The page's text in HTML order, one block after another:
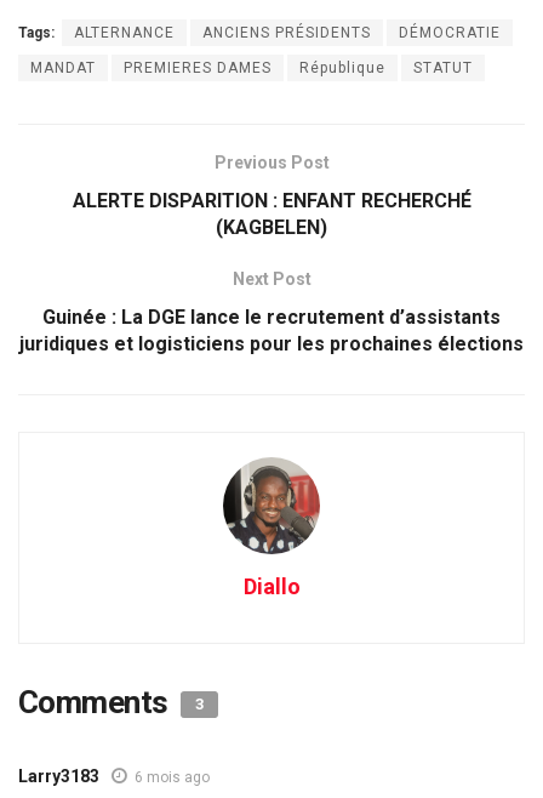
Tags: ALTERNANCE ANCIENS PRÉSIDENTS DÉMOCRATIE
MANDAT PREMIERES DAMES République STATUT
Previous Post
ALERTE DISPARITION : ENFANT RECHERCHÉ
(KAGBELEN)
Next Post
Guinée : La DGE lance le recrutement d’assistants
juridiques et logisticiens pour les prochaines élections
Diallo
Comments 3
Larry3183 6 mois ago